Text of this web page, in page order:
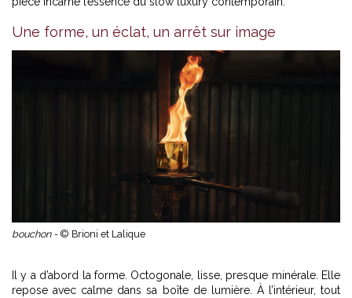
Une forme, un éclat, un arrêt sur image
bouchon - © Brioni et Lalique
Il y a d’abord la forme. Octogonale, lisse, presque minérale. Elle
repose avec calme dans sa boîte de lumière. À l’intérieur, tout